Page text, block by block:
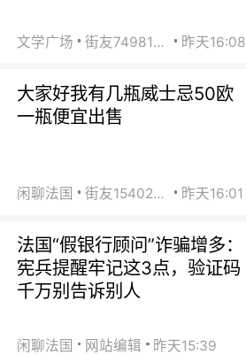
文学广场 街友74981146 昨天16:08
大家好我有几瓶威士忌50欧
一瓶便宜出售
闲聊法国 街友15402223 昨天16:01
法国“假银行顾问”诈骗增多：
宪兵提醒牢记这3点，验证码
千万别告诉别人
闲聊法国 网站编辑 昨天15:39